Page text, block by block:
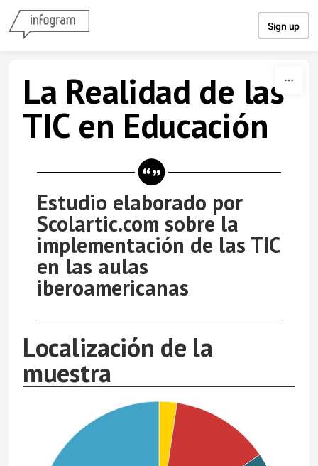
Sign up
La Realidad de las
TIC en Educación
Estudio elaborado por
Scolartic.com sobre la
implementación de las TIC
en las aulas
iberoamericanas
Localización de la
muestra